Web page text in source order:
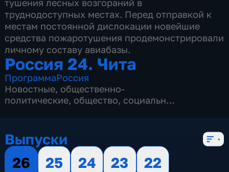
тушения лесных возгораний в
труднодоступных местах. Перед отправкой к
местам постоянной дислокации новейшие
средства пожаротушения продемонстрировали
личному составу авиабазы.
Россия 24. Чита
ПрограммаРоссия
Новостные, общественно-
политические, общество, социально-
Выпуски
26
25 24 23
22